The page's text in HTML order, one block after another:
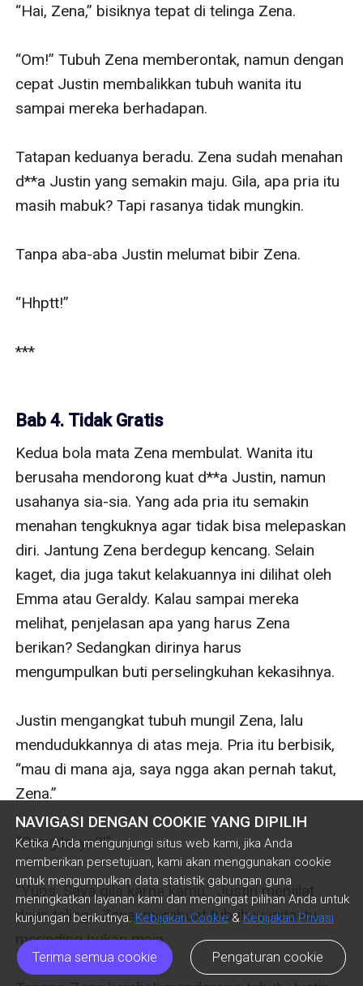
NAVIGASI DENGAN COOKIE YANG DIPILIH
Ketika Anda mengunjungi situs web kami, jika Anda
memberikan persetujuan, kami akan menggunakan cookie
untuk mengumpulkan data statistik gabungan guna
meningkatkan layanan kami dan mengingat pilihan Anda untuk
kunjungan berikutnya. Kebijakan Cookie & Kebijakan Privasi
Terima semua cookie Pengaturan cookie
“Hai, Zena,” bisiknya tepat di telinga Zena.
“Om!” Tubuh Zena memberontak, namun dengan
cepat Justin membalikkan tubuh wanita itu
sampai mereka berhadapan.
Tatapan keduanya beradu. Zena sudah menahan
d**a Justin yang semakin maju. Gila, apa pria itu
masih mabuk? Tapi rasanya tidak mungkin.
Tanpa aba-aba Justin melumat bibir Zena.
“Hhptt!”
***
Bab 4. Tidak Gratis
Kedua bola mata Zena membulat. Wanita itu
berusaha mendorong kuat d**a Justin, namun
usahanya sia-sia. Yang ada pria itu semakin
menahan tengkuknya agar tidak bisa melepaskan
diri. Jantung Zena berdegup kencang. Selain
kaget, dia juga takut kelakuannya ini dilihat oleh
Emma atau Geraldy. Kalau sampai mereka
melihat, penjelasan apa yang harus Zena
berikan? Sedangkan dirinya harus
mengumpulkan buti perselingkuhan kekasihnya.
Justin mengangkat tubuh mungil Zena, lalu
mendudukkannya di atas meja. Pria itu berbisik,
“mau di mana aja, saya ngga akan pernah takut,
Zena.”
“Om gila, ya?!”
“Yups. Saya gila karna kamu.” Justin menjilat
daun telinga Zena, membuat tubuh wanita itu
merinding bukan main.